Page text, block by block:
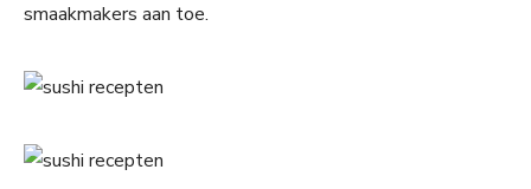
smaakmakers aan toe.